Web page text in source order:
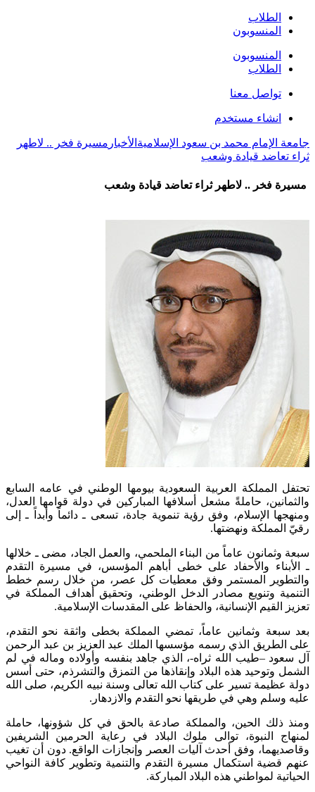
الطلاب
المنسوبون
المنسوبون
الطلاب
تواصل معنا
انشاء مستخدم
جامعة الإمام محمد بن سعود الإسلامية الأخبار مسيرة فخر .. لاطهر
ثراء تعاضد قيادة وشعب
مسيرة فخر .. لاطهر ثراء تعاضد قيادة وشعب
تحتفل المملكة العربية السعودية بيومها الوطني في عامه السابع
والثمانين، حاملةً مشعل أسلافها المباركين في دولة قوامها العدل،
ومنهجها الإسلام، وفق رؤية تنموية جادة، تسعى ـ دائماً وأبداً ـ إلى
رقيّ المملكة ونهضتها.
سبعة وثمانون عاماً من البناء الملحمي، والعمل الجاد، مضى ـ خلالها
ـ الأبناء والأحفاد على خطى أباهم المؤسس، في مسيرة التقدم
والتطوير المستمر وفق معطيات كل عصر، من خلال رسم خطط
التنمية وتنويع مصادر الدخل الوطني، وتحقيق أهداف المملكة في
تعزيز القيم الإنسانية، والحفاظ على المقدسات الإسلامية.
بعد سبعة وثمانين عاماً، تمضي المملكة بخطى واثقة نحو التقدم،
على الطريق الذي رسمه مؤسسها الملك عبد العزيز بن عبد الرحمن
آل سعود –طيب الله ثراه-، الذي جاهد بنفسه وأولاده وماله في لم
الشمل وتوحيد هذه البلاد وإنقاذها من التمزق والتشرذم، حتى أسس
دولة عظيمة تسير على كتاب الله تعالى وسنة نبيه الكريم، صلى الله
عليه وسلم وهي في طريقها نحو التقدم والازدهار.
ومنذ ذلك الحين، والمملكة صادعة بالحق في كل شؤونها، حاملة
لمنهاج النبوة، توالى ملوك البلاد في رعاية الحرمين الشريفين
وقاصديهما، وفق أحدث آليات العصر وإنجازات الواقع. دون أن تغيب
عنهم قضية استكمال مسيرة التقدم والتنمية وتطوير كافة النواحي
الحياتية لمواطني هذه البلاد المباركة.